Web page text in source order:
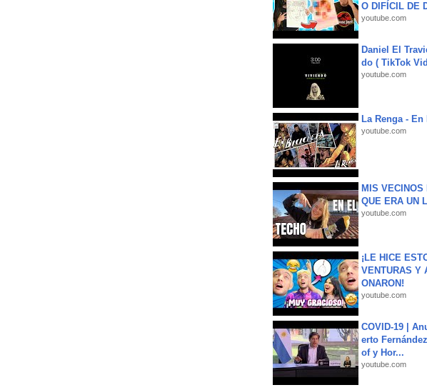
O DIFÍCIL DE
youtube.com
Daniel El
do ( TikTok
youtube.com
La Renga -
youtube.com
MIS VECINOS
QUE ERA UN
youtube.com
¡LE HICE
VENTURAS Y
ONARON!
youtube.com
COVID-19 |
erto
of y Hor...
youtube.com